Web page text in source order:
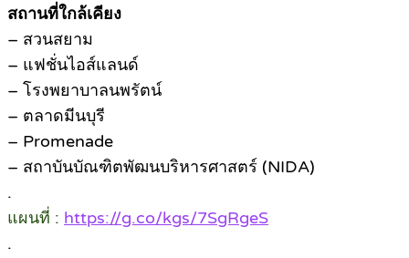
สถานที่ใกล้เคียง
– สวนสยาม
– แฟชั่นไอส์แลนด์
– โรงพยาบาลนพรัตน์
– ตลาดมีนบุรี
– Promenade
– สถาบันบัณฑิตพัฒนบริหารศาสตร์ (NIDA)
.
แผนที่ : https://g.co/kgs/7SgRgeS
.